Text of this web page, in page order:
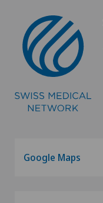
Google Maps